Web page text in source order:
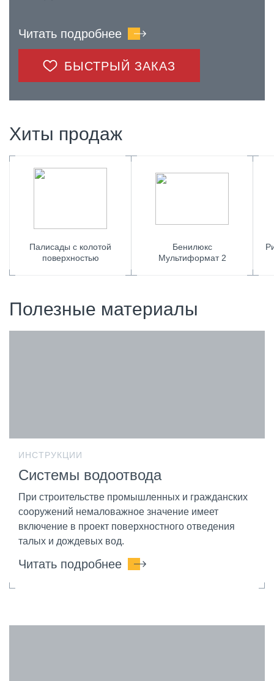
Читать подробнее
БЫСТРЫЙ ЗАКАЗ
Хиты продаж
Палисады с колотой
поверхностью
Бенилюкс
Мультиформат 2
Полезные материалы
ИНСТРУКЦИИ
Системы водоотвода
При строительстве промышленных и гражданских
сооружений немаловажное значение имеет
включение в проект поверхностного отведения
талых и дождевых вод.
Читать подробнее